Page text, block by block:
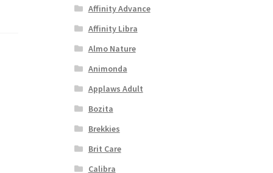
Affinity Advance
Affinity Libra
Almo Nature
Animonda
Applaws Adult
Bozita
Brekkies
Brit Care
Calibra